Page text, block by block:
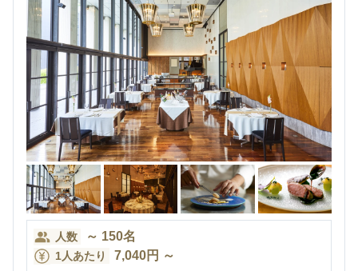
人数 ～ 150名
1人あたり 7,040円 ～